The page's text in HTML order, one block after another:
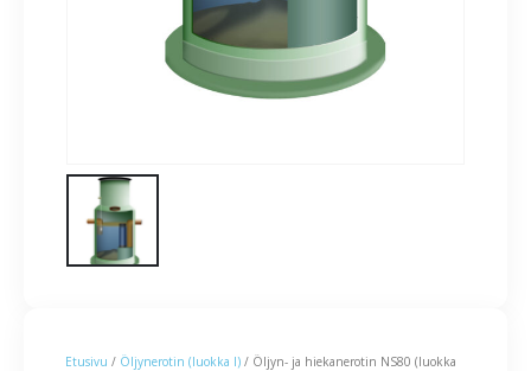
Etusivu / Öljynerotin (luokka I) / Öljyn- ja hiekanerotin NS80 (luokka